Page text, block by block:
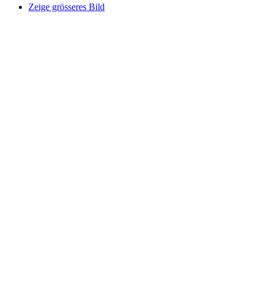
Zeige grösseres Bild